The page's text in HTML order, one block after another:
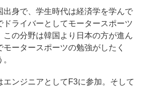
身で、学生時代は経済学を学んで
ドライバーとしてモータースポーツ
この分野は韓国より日本の方が進ん
ータースポーツの勉強がしたく
ンジニアとしてF3に参加。そして